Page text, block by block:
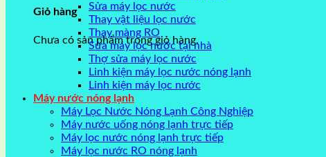
Giỏ hàng
Chưa có sản phẩm trong giỏ hàng.
Sửa máy lọc nước
Thay vật liệu lọc nước
Thay màng RO
Sửa máy lọc nước tại nhà
Thợ sửa máy lọc nước
Linh kiện máy lọc nước nóng lạnh
Linh kiện máy lọc nước
Máy nước nóng lạnh
Máy Lọc Nước Nóng Lạnh Công Nghiệp
Máy nước uống nóng lạnh trực tiếp
Máy lọc nước nóng lạnh trực tiếp
Máy lọc nước RO nóng lạnh